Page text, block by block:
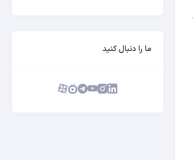
ما را دنبال کنید